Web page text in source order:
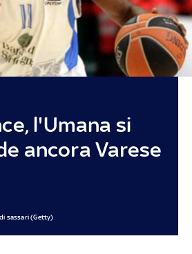
l'Umana si
ancora Varese
sassari (Getty)